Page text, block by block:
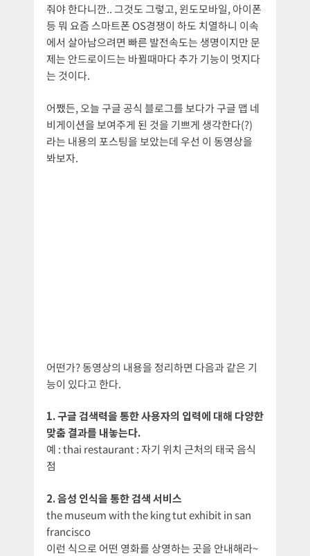
줘야 한다니깐.. 그것도 그렇고, 윈도모바일, 아이폰
등 뭐 요즘 스마트폰 OS경쟁이 하도 치열하니 이속
에서 살아남으려면 빠른 발전속도는 생명이지만 문
제는 안드로이드는 바뀔때마다 추가 기능이 멋지다
는 것이다.
어쨌든, 오늘 구글 공식 블로그를 보다가 구글 맵 네
비게이션을 보여주게 된 것을 기쁘게 생각한다(?)
라는 내용의 포스팅을 보았는데 우선 이 동영상을
봐보자.
어떤가? 동영상의 내용을 정리하면 다음과 같은 기
능이 있다고 한다.
1. 구글 검색력을 통한 사용자의 입력에 대해 다양한
맞춤 결과를 내놓는다.
예 : thai restaurant : 자기 위치 근처의 태국 음식
점
2. 음성 인식을 통한 검색 서비스
the museum with the king tut exhibit in san
francisco
이런 식으로 어떤 영화를 상영하는 곳을 안내해라~